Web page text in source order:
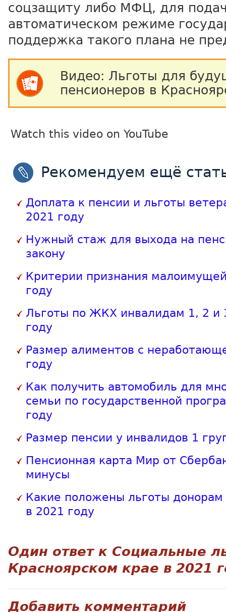
соцзащиту либо МФЦ, для
автоматическом режиме
поддержка такого плана не
Видео: Льготы для
пенсионеров в
Watch this video on YouTube
Рекомендуем ещё
Доплата к пенсии и льготы
2021 году
Нужный стаж для выхода на
закону
Критерии признания
году
Льготы по ЖКХ инвалидам 1, 2 и
году
Размер алиментов с
году
Как получить автомобиль для
семьи по государственной
году
Размер пенсии у инвалидов 1
Пенсионная карта Мир от
минусы
Какие положены льготы донорам
в 2021 году
Один ответ к Социальные
Красноярском крае в 2021
Добавить комментарий